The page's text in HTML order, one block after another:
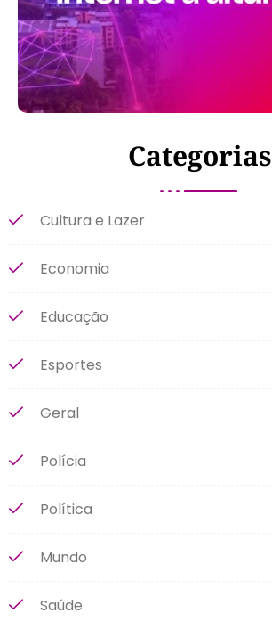
Categorias
Cultura e Lazer
Economia
Educação
Esportes
Geral
Polícia
Política
Mundo
Saúde